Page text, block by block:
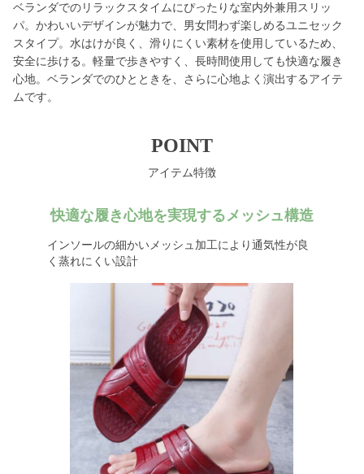
ベランダでのリラックスタイムにぴったりな室内外兼用スリッ
パ。かわいいデザインが魅力で、男女問わず楽しめるユニセック
スタイプ。水はけが良く、滑りにくい素材を使用しているため、
安全に歩ける。軽量で歩きやすく、長時間使用しても快適な履き
心地。ベランダでのひとときを、さらに心地よく演出するアイテ
ムです。
POINT
アイテム特徴
快適な履き心地を実現するメッシュ構造
インソールの細かいメッシュ加工により通気性が良
く蒸れにくい設計